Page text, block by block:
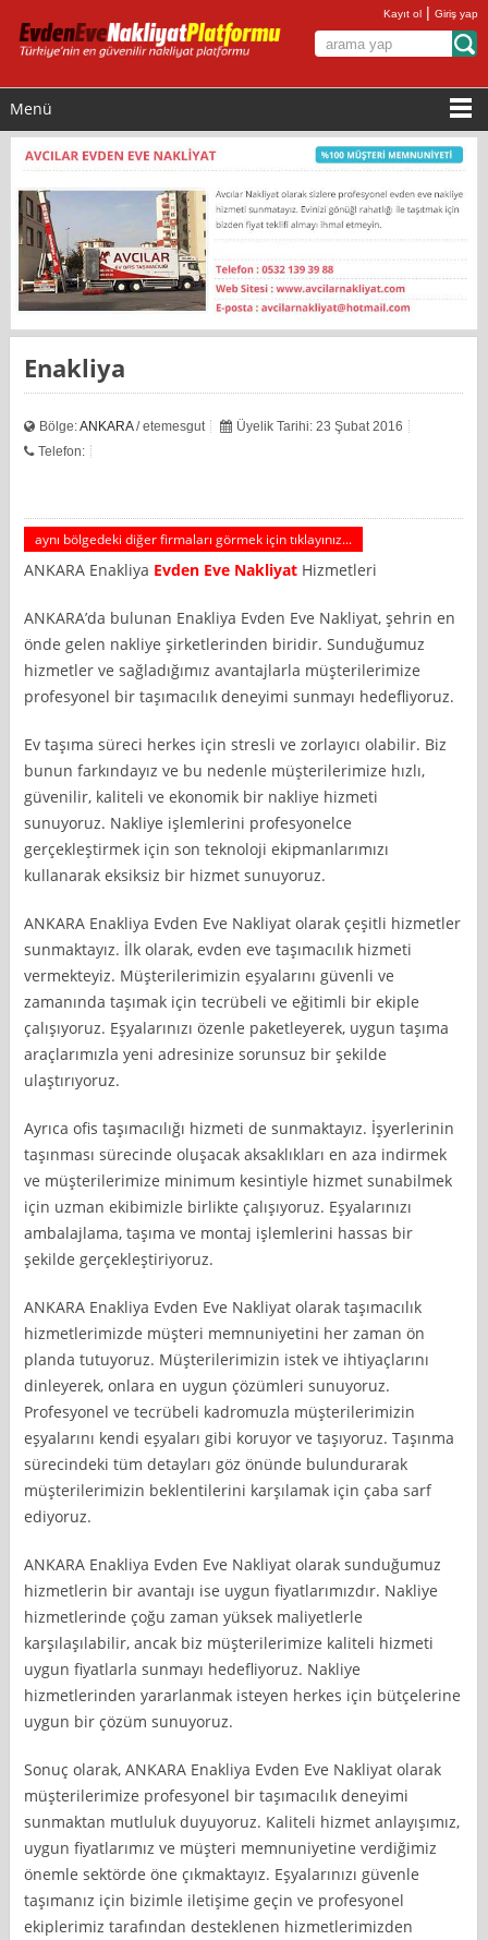
Kayıt ol |Giriş yap
Menü
Enakliya
Bölge:ANKARA/ etemesgut
Üyelik Tarihi: 23 Şubat 2016
Telefon:
aynı bölgedeki diğer firmaları görmek için tıklayınız...
ANKARA Enakliya Evden Eve Nakliyat Hizmetleri
ANKARA’da bulunan Enakliya Evden Eve Nakliyat, şehrin en
önde gelen nakliye şirketlerinden biridir. Sunduğumuz
hizmetler ve sağladığımız avantajlarla müşterilerimize
profesyonel bir taşımacılık deneyimi sunmayı hedefliyoruz.
Ev taşıma süreci herkes için stresli ve zorlayıcı olabilir. Biz
bunun farkındayız ve bu nedenle müşterilerimize hızlı,
güvenilir, kaliteli ve ekonomik bir nakliye hizmeti
sunuyoruz. Nakliye işlemlerini profesyonelce
gerçekleştirmek için son teknoloji ekipmanlarımızı
kullanarak eksiksiz bir hizmet sunuyoruz.
ANKARA Enakliya Evden Eve Nakliyat olarak çeşitli hizmetler
sunmaktayız. İlk olarak, evden eve taşımacılık hizmeti
vermekteyiz. Müşterilerimizin eşyalarını güvenli ve
zamanında taşımak için tecrübeli ve eğitimli bir ekiple
çalışıyoruz. Eşyalarınızı özenle paketleyerek, uygun taşıma
araçlarımızla yeni adresinize sorunsuz bir şekilde
ulaştırıyoruz.
Ayrıca ofis taşımacılığı hizmeti de sunmaktayız. İşyerlerinin
taşınması sürecinde oluşacak aksaklıkları en aza indirmek
ve müşterilerimize minimum kesintiyle hizmet sunabilmek
için uzman ekibimizle birlikte çalışıyoruz. Eşyalarınızı
ambalajlama, taşıma ve montaj işlemlerini hassas bir
şekilde gerçekleştiriyoruz.
ANKARA Enakliya Evden Eve Nakliyat olarak taşımacılık
hizmetlerimizde müşteri memnuniyetini her zaman ön
planda tutuyoruz. Müşterilerimizin istek ve ihtiyaçlarını
dinleyerek, onlara en uygun çözümleri sunuyoruz.
Profesyonel ve tecrübeli kadromuzla müşterilerimizin
eşyalarını kendi eşyaları gibi koruyor ve taşıyoruz. Taşınma
sürecindeki tüm detayları göz önünde bulundurarak
müşterilerimizin beklentilerini karşılamak için çaba sarf
ediyoruz.
ANKARA Enakliya Evden Eve Nakliyat olarak sunduğumuz
hizmetlerin bir avantajı ise uygun fiyatlarımızdır. Nakliye
hizmetlerinde çoğu zaman yüksek maliyetlerle
karşılaşılabilir, ancak biz müşterilerimize kaliteli hizmeti
uygun fiyatlarla sunmayı hedefliyoruz. Nakliye
hizmetlerinden yararlanmak isteyen herkes için bütçelerine
uygun bir çözüm sunuyoruz.
Sonuç olarak, ANKARA Enakliya Evden Eve Nakliyat olarak
müşterilerimize profesyonel bir taşımacılık deneyimi
sunmaktan mutluluk duyuyoruz. Kaliteli hizmet anlayışımız,
uygun fiyatlarımız ve müşteri memnuniyetine verdiğimiz
önemle sektörde öne çıkmaktayız. Eşyalarınızı güvenle
taşımanız için bizimle iletişime geçin ve profesyonel
ekiplerimiz tarafından desteklenen hizmetlerimizden